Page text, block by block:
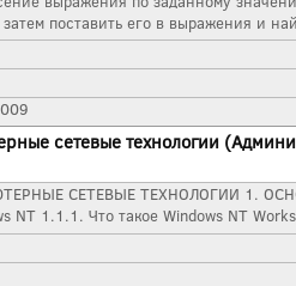
поставить его в выражения и
сетевые технологии
СЕТЕВЫЕ ТЕХНОЛОГИИ 1.
NT 1.1.1. Что такое Windows NT